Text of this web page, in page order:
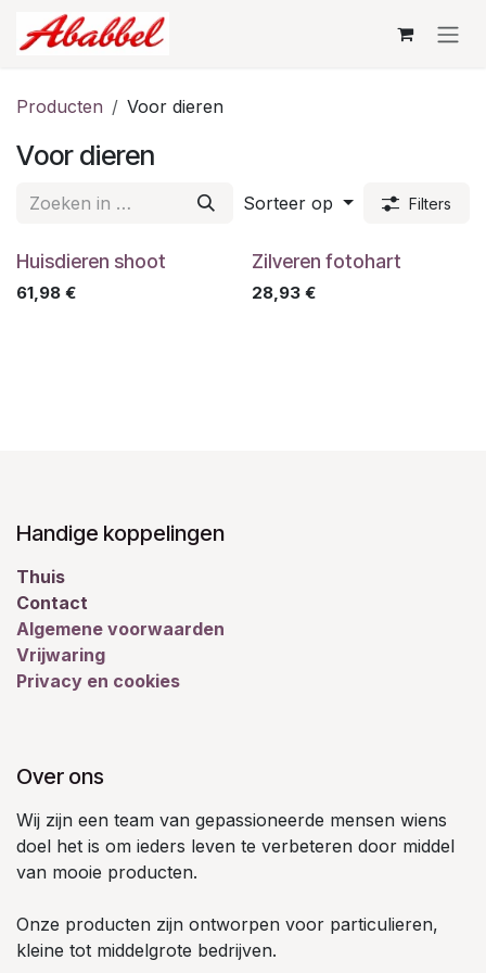
Overslaan naar inhoud
Producten Voor dieren
Voor dieren
Sorteer op Filters
Huisdieren shoot
61,98 €
Zilveren fotohart
28,93€
Handige koppelingen
Thuis
Contact
Algemene voorwaarden
Vrijwaring
Privacy en cookies
Over ons
Wij zijn een team van gepassioneerde mensen wiens
doel het is om ieders leven te verbeteren door middel
van mooie producten.
Onze producten zijn ontworpen voor particulieren,
kleine tot middelgrote bedrijven.